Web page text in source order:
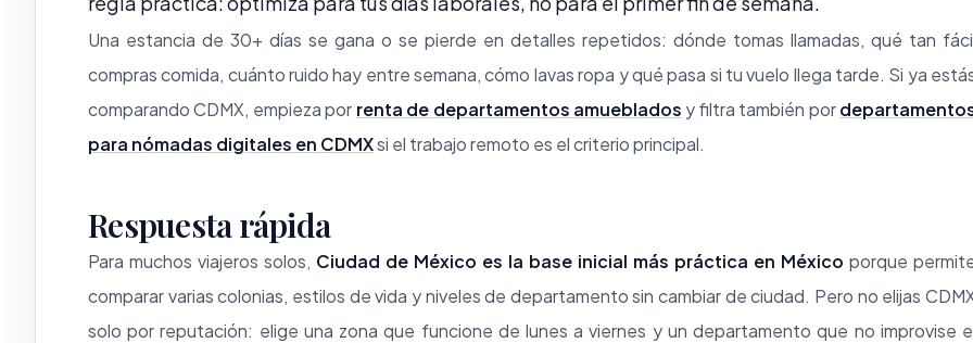
Una estancia de 30+ días se gana o se pierde en detalles repetidos: dónde tomas llamadas, qué tan
compras comida, cuánto ruido hay entre semana, cómo lavas ropa y qué pasa si tu vuelo llega tarde. Si ya
comparando CDMX, empieza por renta de departamentos amueblados y filtra también por
para nómadas digitales en CDMXsi el trabajo remoto es el criterio principal.
Respuesta rápida
Para muchos viajeros solos, Ciudad de México es la base inicial más práctica en México porque
comparar varias colonias, estilos de vida y niveles de departamento sin cambiar de ciudad. Pero no elijas
solo por reputación: elige una zona que funcione de lunes a viernes y un departamento que no improvise